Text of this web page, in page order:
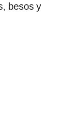
besos y